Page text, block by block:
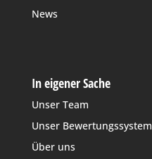
News
In eigener Sache
Unser Team
Unser Bewertungssystem
Über uns